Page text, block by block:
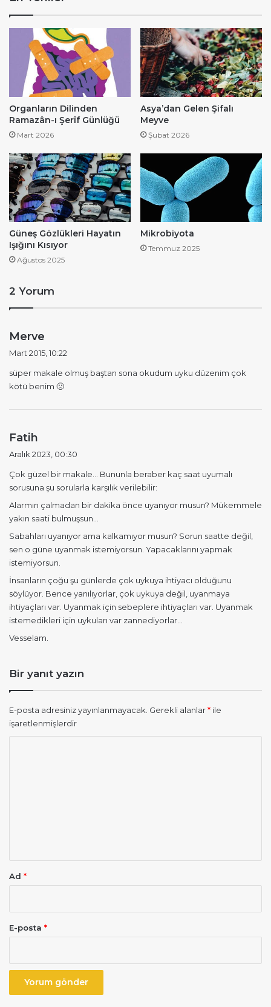
Organların Dilinden
Ramazân-ı Şerîf Günlüğü
Mart 2026
Asya’dan Gelen Şifalı
Meyve
Şubat 2026
Güneş Gözlükleri Hayatın
Işığını Kısıyor
Ağustos 2025
Mikrobiyota
Temmuz 2025
2 Yorum
Merve
i
k
Mart 2015, 10:22
süper makale olmuş baştan sona okudum uyku düzenim çok
kötü benim 🙁
Fatih
i
k
:
Aralık 2023, 00:30
Çok güzel bir makale… Bununla beraber kaç saat uyumalı
sorusuna şu sorularla karşılık verilebilir:
Alarmın çalmadan bir dakika önce uyanıyor musun? Mükemmele
yakın saati bulmuşsun…
Sabahları uyanıyor ama kalkamıyor musun? Sorun saatte değil,
sen o güne uyanmak istemiyorsun. Yapacaklarını yapmak
istemiyorsun.
İnsanların çoğu şu günlerde çok uykuya ihtiyacı olduğunu
söylüyor. Bence yanılıyorlar, çok uykuya değil, uyanmaya
ihtiyaçları var. Uyanmak için sebeplere ihtiyaçları var. Uyanmak
istemedikleri için uykuları var zannediyorlar…
Vesselam.
Bir yanıt yazın
E-posta adresiniz yayınlanmayacak. Gerekli alanlar* ile
işaretlenmişlerdir
Ad *
E-posta *